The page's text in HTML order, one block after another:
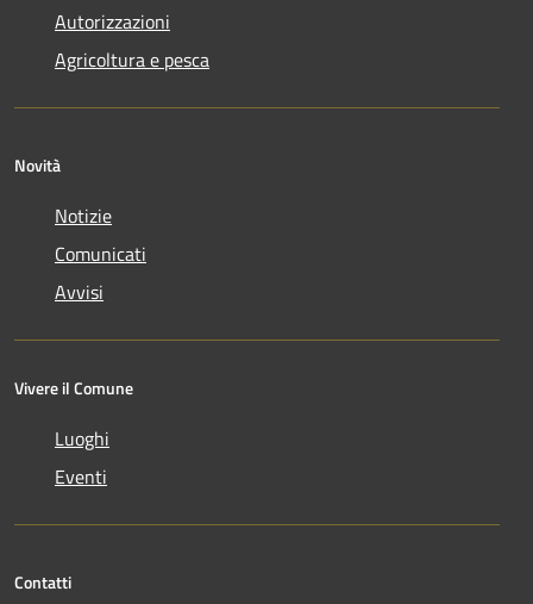
Autorizzazioni
Agricoltura e pesca
Novità
Notizie
Comunicati
Avvisi
Vivere il Comune
Luoghi
Eventi
Contatti